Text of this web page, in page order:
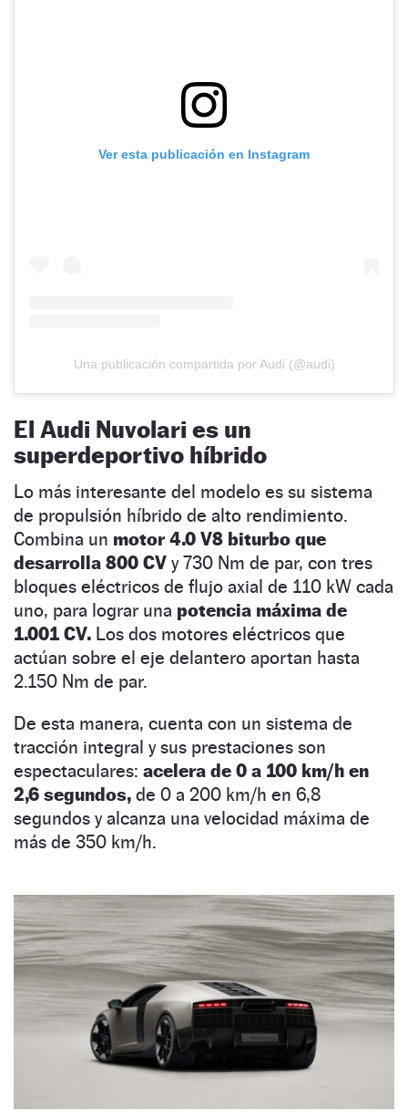
Ver esta publicación en Instagram
Una publicación compartida por Audi (@audi)
El Audi Nuvolari es un
superdeportivo híbrido
Lo más interesante del modelo es su sistema
de propulsión híbrido de alto rendimiento.
Combina un motor 4.0 V8 biturbo que
desarrolla 800 CV y 730 Nm de par, con tres
bloques eléctricos de flujo axial de 110 kW cada
uno, para lograr una potencia máxima de
1.001 CV. Los dos motores eléctricos que
actúan sobre el eje delantero aportan hasta
2.150 Nm de par.
De esta manera, cuenta con un sistema de
tracción integral y sus prestaciones son
espectaculares: acelera de 0 a 100 km/h en
2,6 segundos, de 0 a 200 km/h en 6,8
segundos y alcanza una velocidad máxima de
más de 350 km/h.